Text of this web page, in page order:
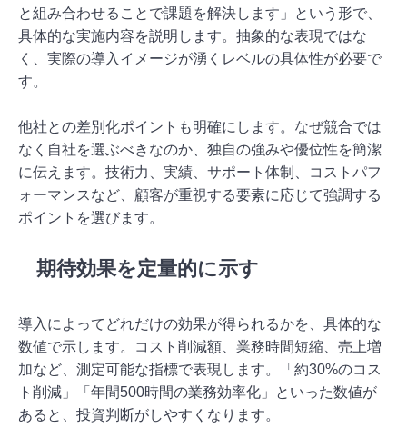
と組み合わせることで課題を解決します」という形で、
具体的な実施内容を説明します。抽象的な表現ではな
く、実際の導入イメージが湧くレベルの具体性が必要で
す。
他社との差別化ポイントも明確にします。なぜ競合では
なく自社を選ぶべきなのか、独自の強みや優位性を簡潔
に伝えます。技術力、実績、サポート体制、コストパフ
ォーマンスなど、顧客が重視する要素に応じて強調する
ポイントを選びます。
期待効果を定量的に示す
導入によってどれだけの効果が得られるかを、具体的な
数値で示します。コスト削減額、業務時間短縮、売上増
加など、測定可能な指標で表現します。「約30%のコス
ト削減」「年間500時間の業務効率化」といった数値が
あると、投資判断がしやすくなります。